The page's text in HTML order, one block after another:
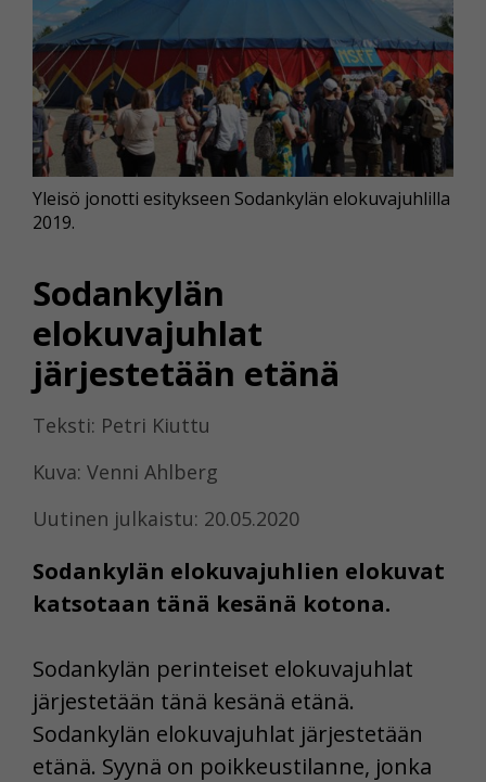
Sodankylän
elokuvajuhlat
järjestetään etänä
Teksti: Petri Kiuttu
Kuva: Venni Ahlberg
Uutinen julkaistu: 20.05.2020
Sodankylän elokuvajuhlien elokuvat
katsotaan tänä kesänä kotona.
Yleisö jonotti esitykseen Sodankylän elokuvajuhlilla
2019.
Sodankylän perinteiset elokuvajuhlat
järjestetään tänä kesänä etänä.
Sodankylän elokuvajuhlat järjestetään
etänä. Syynä on poikkeustilanne, jonka